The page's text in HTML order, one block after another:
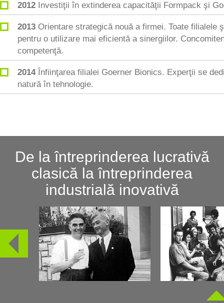
2012 Investiţii în extinderea capacităţii Formpack şi
2013 Orientare strategică nouă a firmei. Toate
pentru o utilizare mai eficientă a sinergiilor.
competenţă.
2014 Înfiinţarea filialei Goerner Bionics. Experţii se
natură în tehnologie.
De la întreprinderea lucrativă
clasică la întreprinderea
industrială inovativă